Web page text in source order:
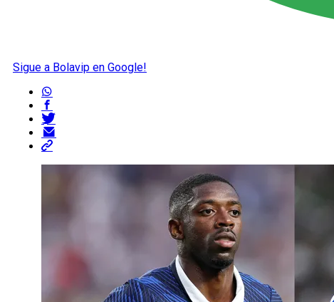
Sigue a Bolavip en Google!